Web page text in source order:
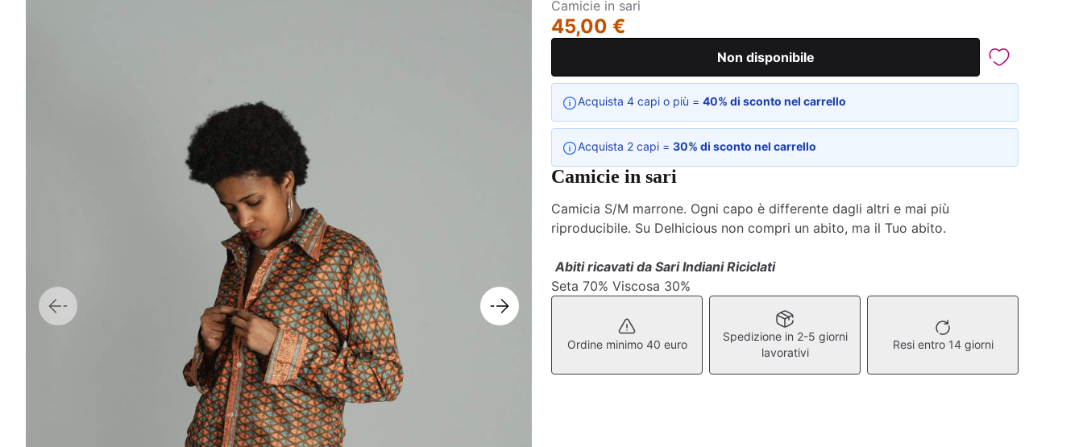
Camicie in sari
45,00 €
Non disponibile
Acquista 4 capi o più = 40% di sconto nel carrello
Acquista 2 capi = 30% di sconto nel carrello
Camicie in sari
Camicia S/M marrone. Ogni capo è differente dagli altri e mai più
riproducibile. Su Delhicious non compri un abito, ma il Tuo abito.
Abiti ricavati da Sari Indiani Riciclati
Seta 70% Viscosa 30%
Ordine minimo 40 euro
Spedizione in 2-5 giorni
lavorativi
Resi entro 14 giorni